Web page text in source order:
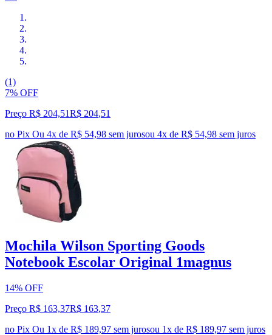
(1)
7% OFF
Preço R$ 204,51R$ 204,51
no Pix Ou 4x de R$ 54,98 sem jurosou 4x de R$ 54,98 sem juros
Mochila Wilson Sporting Goods
Notebook Escolar Original 1magnus
14% OFF
Preço R$ 163,37R$ 163,37
no Pix Ou 1x de R$ 189,97 sem jurosou 1x de R$ 189,97 sem juros